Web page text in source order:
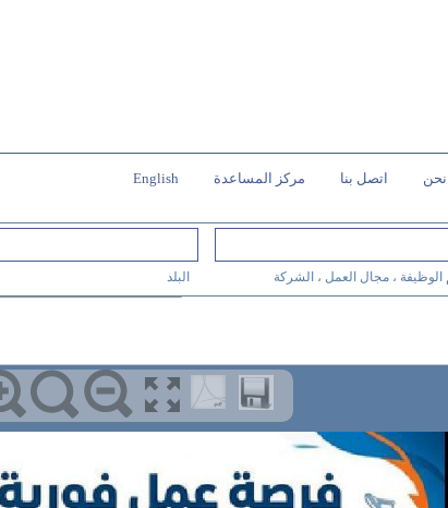
اتصل بنا مركز المساعدة English
الوظيفة ، مجال العمل ، الشركة البلد